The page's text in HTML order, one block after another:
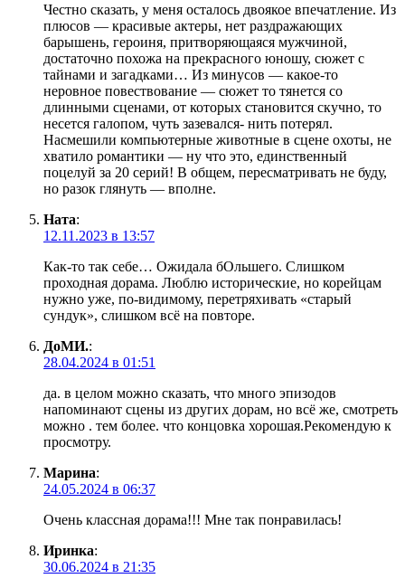
Честно сказать, у меня осталось двоякое впечатление. Из
плюсов — красивые актеры, нет раздражающих
барышень, героиня, притворяющаяся мужчиной,
достаточно похожа на прекрасного юношу, сюжет с
тайнами и загадками… Из минусов — какое-то
неровное повествование — сюжет то тянется со
длинными сценами, от которых становится скучно, то
несется галопом, чуть зазевался- нить потерял.
Насмешили компьютерные животные в сцене охоты, не
хватило романтики — ну что это, единственный
поцелуй за 20 серий! В общем, пересматривать не буду,
но разок глянуть — вполне.
Ната:
12.11.2023 в 13:57
Как-то так себе… Ожидала бОльшего. Слишком
проходная дорама. Люблю исторические, но корейцам
нужно уже, по-видимому, перетряхивать «старый
сундук», слишком всё на повторе.
ДоМИ.:
28.04.2024 в 01:51
да. в целом можно сказать, что много эпизодов
напоминают сцены из других дорам, но всё же, смотреть
можно . тем более. что концовка хорошая.Рекомендую к
просмотру.
Марина:
24.05.2024 в 06:37
Очень классная дорама!!! Мне так понравилась!
Иринка:
30.06.2024 в 21:35